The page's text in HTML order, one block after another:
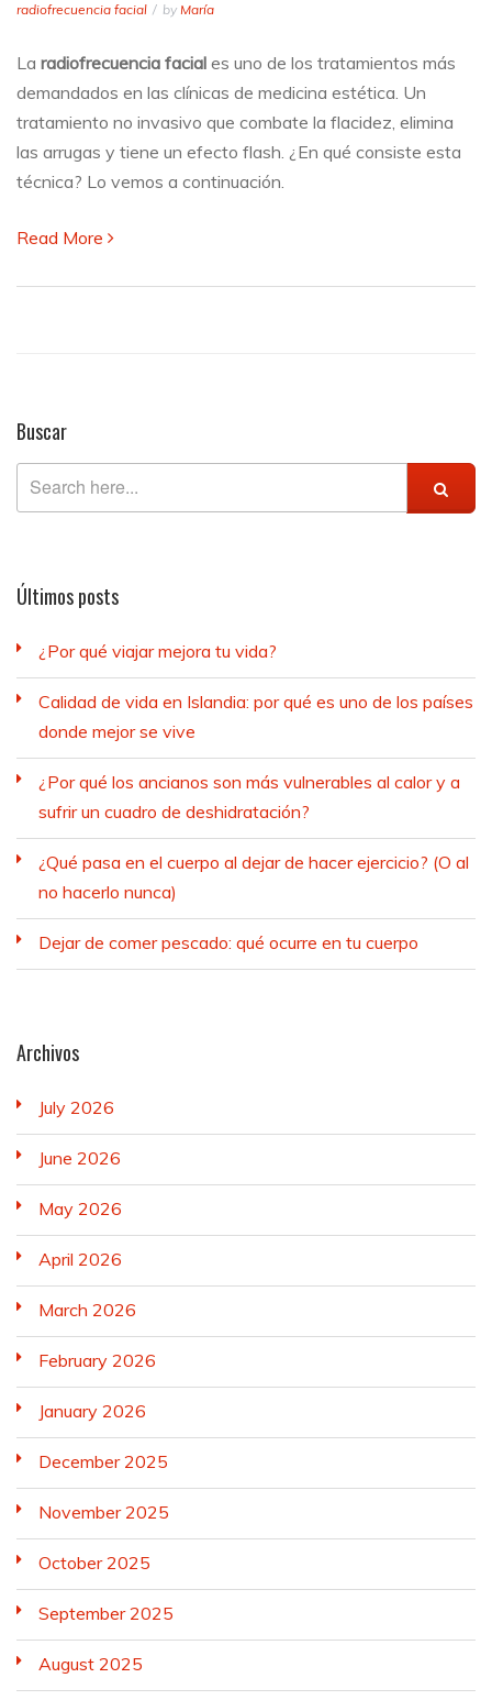
radiofrecuencia
facial
radiofrecuencia facial
by María
La radiofrecuencia facial es uno de los tratamientos más
demandados en las clínicas de medicina estética. Un
tratamiento no invasivo que combate la flacidez, elimina
las arrugas y tiene un efecto flash. ¿En qué consiste esta
técnica? Lo vemos a continuación.
Read More
Buscar
Últimos posts
¿Por qué viajar mejora tu vida?
Calidad de vida en Islandia: por qué es uno de los países
donde mejor se vive
¿Por qué los ancianos son más vulnerables al calor y a
sufrir un cuadro de deshidratación?
¿Qué pasa en el cuerpo al dejar de hacer ejercicio? (O al
no hacerlo nunca)
Dejar de comer pescado: qué ocurre en tu cuerpo
Archivos
July 2026
June 2026
May 2026
April 2026
March 2026
February 2026
January 2026
December 2025
November 2025
October 2025
September 2025
August 2025